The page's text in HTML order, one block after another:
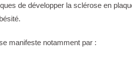
de développer la sclérose en
manifeste notamment par :